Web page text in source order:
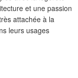
et une passion
attachée à la
leurs usages